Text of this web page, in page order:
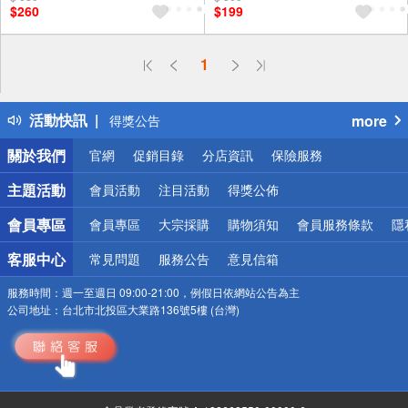
（運費不算在 2000 元的範圍
內）
$260
（運費不算在 2000 元的範圍
內）
$199
1
活動快訊
詐騙網頁！請小心！
得獎公告
熱門話題
銀行優惠
偏遠地區配送
詐騙網頁！請小心！
more
關於我們
官網 促銷目錄 分店資訊 保險服務
主題活動 會員活動 注目活動 得獎公佈
會員專區 會員專區 大宗採購 購物須知 會員服務條款 隱
客服中心 常見問題 服務公告 意見信箱
服務時間： 週一至週日 09:00-21:00，例假日依網站公告為主
公司地址： 台北市北投區大業路136號5樓 (台灣)